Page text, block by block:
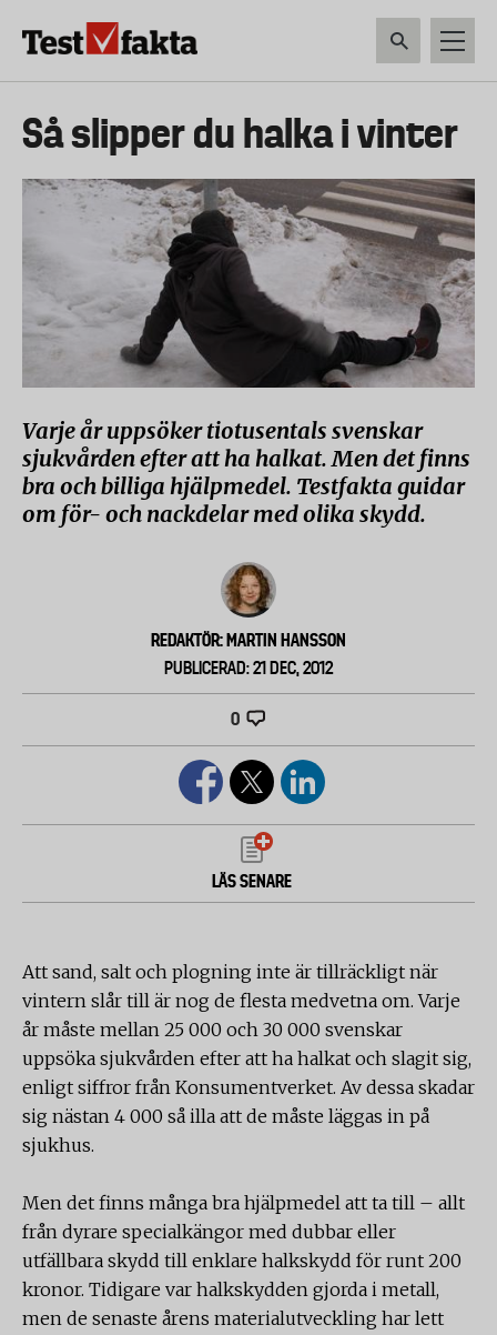
Huvudmeny
ny
HEM & HUSHÅLL
Så slipper du halka i vinter
Varje år uppsöker tiotusentals svenskar
sjukvården efter att ha halkat. Men det finns
bra och billiga hjälpmedel. Testfakta guidar
om för- och nackdelar med olika skydd.
REDAKTÖR: MARTIN HANSSON
PUBLICERAD: 21 DEC, 2012
0
LÄS SENARE
Att sand, salt och plogning inte är tillräckligt när
vintern slår till är nog de flesta medvetna om. Varje
år måste mellan 25 000 och 30 000 svenskar
uppsöka sjukvården efter att ha halkat och slagit sig,
enligt siffror från Konsumentverket. Av dessa skadar
sig nästan 4 000 så illa att de måste läggas in på
sjukhus.
Men det finns många bra hjälpmedel att ta till – allt
från dyrare specialkängor med dubbar eller
utfällbara skydd till enklare halkskydd för runt 200
kronor. Tidigare var halkskydden gjorda i metall,
men de senaste årens materialutveckling har lett